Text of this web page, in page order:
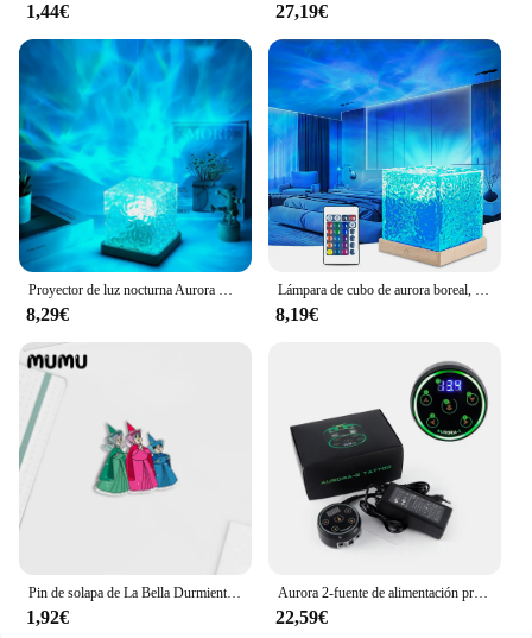
1,44€ 27,19€
Proyector de luz nocturna Aurora Borealis moderno, lámpara alimentada por USB de 16 colores con Control remoto para sala de estar y dormitorios, 1 ud.
8,29€
Lámpara de cubo de aurora boreal, lámpara de ola de mar, proyector de agua, lámpara de cubo Luminorthe, luces lumena, cubo, decoración de dormitorio, 16 colores
8,19€
Pin de solapa de La Bella Durmiente, broches acrílicos de princesa Aurora, joyería epoxi hecha a mano, insignia de bolso de camisa, novedad de 2024
1,92€
Aurora 2-fuente de alimentación profesional para tatuajes, máquina de tatuaje portátil Digital LCD, controlador de potencia con enchufe estadounidense/europeo, 1 piezas
22,59€